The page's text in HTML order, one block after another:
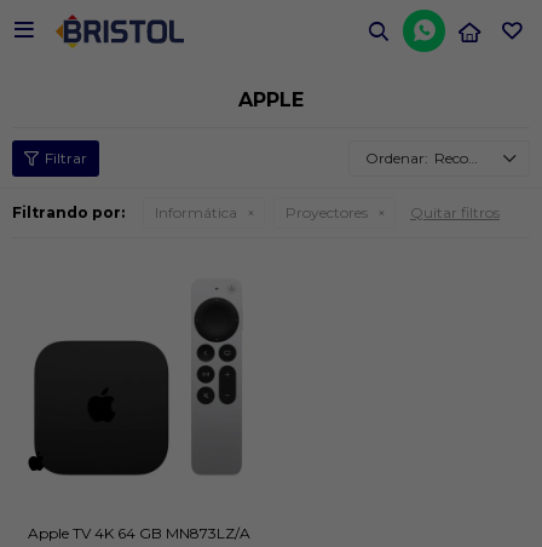


APPLE
Recomendados
Filtrando por: Informática Proyectores Quitar filtros
Apple TV 4K 64 GB MN873LZ/A